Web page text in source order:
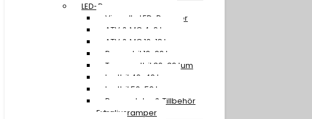
LED-Ramper
Visa alla LED-Ramper
ATV & MC 4-9 tum
ATV & MC 10-18 tum
Personbil 19-29 tum
Transportbil 30-39 tum
Lastbil 40-49 tum
Lastbil 50-59 tum
Reservdelar & Tillbehör
Extraljusramper